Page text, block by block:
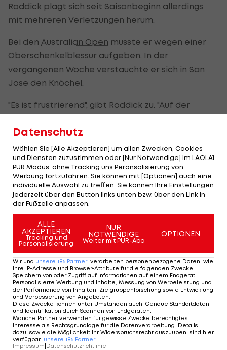
Roddick plagt sich seit Saisonbeginn allerdings
mit mehreren Verletzungen herum.
Bei den Australian Open musste er wegen einer
Oberschenkelblessur aufgeben. In der
vergangenen Woche verstauchte er sich in San
Jose den Knöchel.
"Es ist frustrierend", gibt Roddick zu. "Auf der
dass ich in den letzten neun bis zehn Jahren kaum
Probleme hatte. Anderen geht es nicht so gut. Ich
muss mich zum ersten Mal in meiner Karriere mit
so etwas herumschlagen."
Raonic nimmt Form aus San Jose mit
Weiterhin gut in Form präsentiert sich Milos
Raonic, der erst am Sonntag erfolgreich seinen
Titel in San Jose verteidigte. Der an vier gesetzte
Kanadier besiegte den Letten Ernests Gulbis 6:2,
7:6 (3).
Der Vorjahres-Finalist bekommt es nun im
Achtelfinale mit dem Ukrainer Sergiy Stakhovsky
zu tun. Im unteren Raster ist Raonic der einzige im
Bewerb verbliebene gesetzte Spieler.
Datenschutz
Wählen Sie [Alle Akzeptieren] um allen Zwecken, Cookies
und Diensten zuzustimmen oder [Nur Notwendige] im LAOLA1
PUR Modus, ohne Tracking uns Peronsalisierung von
Werbung fortzufahren. Sie können mit [Optionen] auch eine
individuelle Auswahl zu treffen. Sie können Ihre Einstellungen
jederzeit über den Button links unten bzw. über den Link in
der Fußzeile anpassen.
ALLE
AKZEPTIEREN
Tracking und
Personalisierung
NUR
NOTWENDIGE
Weiter mit PUR-Abo
OPTIONEN
Wir und unsere 186 Partner verarbeiten personenbezogene Daten, wie
Ihre IP-Adresse und Browser-Attribute für die folgenden Zwecke:
Speichern von oder Zugriff auf Informationen auf einem Endgerät;
Personalisierte Werbung und Inhalte, Messung von Werbeleistung und
der Performance von Inhalten, Zielgruppenforschung sowie Entwicklung
und Verbesserung von Angeboten
Diese Zwecke können unter Umständen auch: Genaue Standortdaten
und Identifikation durch Scannen von Endgeräten
Manche Partner verwenden für gewisse Zwecke berechtigtes
Interesse als Rechtsgrundlage für die Datenverarbeitung. Details
dazu, sowie die Möglichkeit Ihr Widerspruchsrecht auszuüben, sind hier
verfügbar: unsere 186 Partner
Impressum|Datenschutzrichtlinie